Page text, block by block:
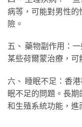
病等，可能對男性的
險。
五、 藥物副作用：
某些荷爾蒙治療，可
六、 睡眠不足：香
眠不足的問題。長
和生殖系統功能，進